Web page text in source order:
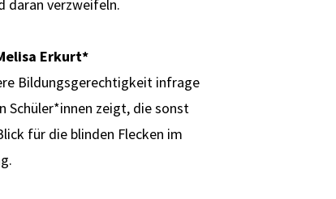
daran verzweifeln.
Erkurt*
Bildungsgerechtigkeit infrage
Schüler*innen zeigt, die sonst
für die blinden Flecken im